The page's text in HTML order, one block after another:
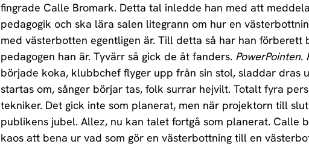
fingrade Calle Bromark. Detta tal inledde han med att
pedagogik och ska lära salen litegrann om hur en
med västerbotten egentligen är. Till detta så har han förberett
pedagogen han är. Tyvärr så gick de åt fanders. PowerPointen.
började koka, klubbchef flyger upp från sin stol, sladdar dras
startas om, sånger börjar tas, folk surrar hejvilt. Totalt fyra
tekniker. Det gick inte som planerat, men när projektorn till
publikens jubel. Allez, nu kan talet fortgå som planerat. Calle
kaos att bena ur vad som gör en västerbottning till en